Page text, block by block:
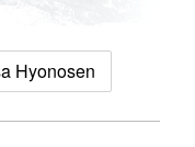
Hyonosen